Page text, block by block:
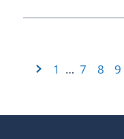
1 … 7 8 9